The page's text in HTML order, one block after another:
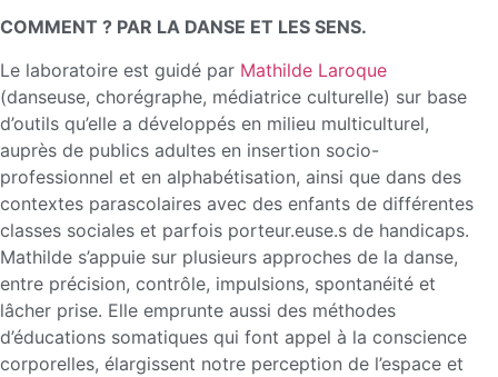
COMMENT ? PAR LA DANSE ET LES SENS.
Le laboratoire est guidé par Mathilde Laroque
(danseuse, chorégraphe, médiatrice culturelle) sur base
d’outils qu’elle a développés en milieu multiculturel,
auprès de publics adultes en insertion socio-
professionnel et en alphabétisation, ainsi que dans des
contextes parascolaires avec des enfants de différentes
classes sociales et parfois porteur.euse.s de handicaps.
Mathilde s’appuie sur plusieurs approches de la danse,
entre précision, contrôle, impulsions, spontanéité et
lâcher prise. Elle emprunte aussi des méthodes
d’éducations somatiques qui font appel à la conscience
corporelles, élargissent notre perception de l’espace et